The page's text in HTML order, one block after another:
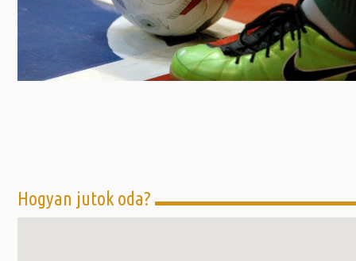
Kiemelt rendezvények
Tanfolyam, képzés
Ünnepek,
megemlékezések
Fák
Hogyan jutok oda?